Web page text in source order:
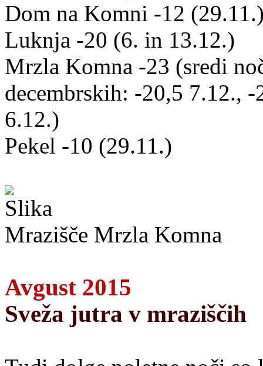
Dom na Komni -12
Luknja -20 (6. in 13.12.)
Mrzla Komna -23 (sredi
decembrskih: -20,5 7.12.,
6.12.)
Pekel -10 (29.11.)
Mrazišče Mrzla Komna
Avgust 2015
Sveža jutra v mraziščih